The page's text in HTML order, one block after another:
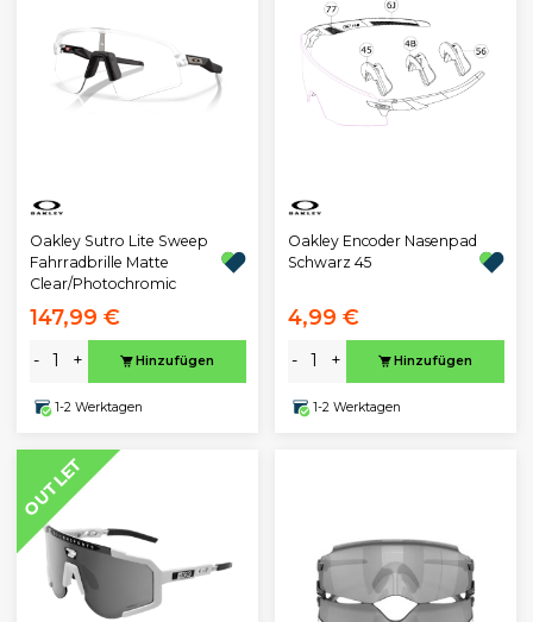
Oakley Sutro Lite Sweep
Fahrradbrille Matte
Clear/Photochromic
147,99 €
- + Hinzufügen
1-2 Werktagen
Oakley Encoder Nasenpad
Schwarz 45
4,99 €
- + Hinzufügen
1-2 Werktagen
OUTLET